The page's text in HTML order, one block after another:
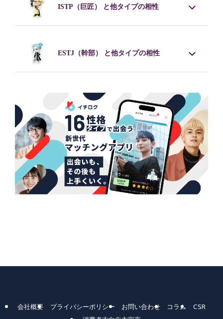
ISTP （巨匠） と他タイプの相性
ESTJ （幹部） と他タイプの相性
会社概要 プライバシーポリシー お問い合わせ コラム
CSR